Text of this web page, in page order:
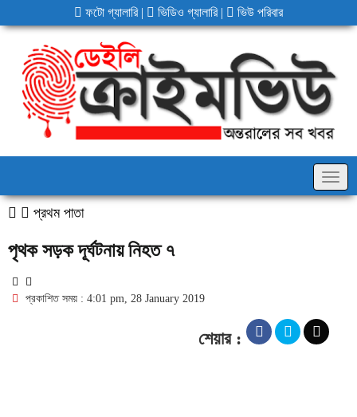
ফটো গ্যালারি | ভিডিও গ্যালারি | ভিউ পরিবার
প্রথম পাতা
পৃথক সড়ক দূর্ঘটনায় নিহত ৭
প্রকাশিত সময় : 4:01 pm, 28 January 2019
শেয়ার :